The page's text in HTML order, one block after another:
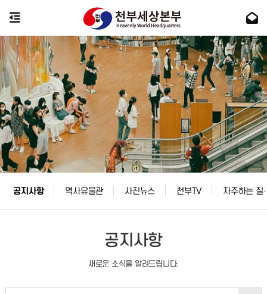
공지사항 역사유물관 사진뉴스 천부TV 자주하는 질
공지사항
새로운 소식을 알려드립니다.